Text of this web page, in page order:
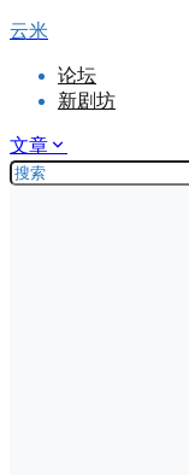
云米
论坛
新剧坊
文章